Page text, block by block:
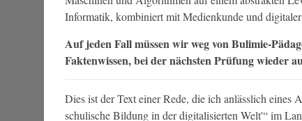
Informatik, kombiniert mit Medienkunde und
Auf jeden Fall müssen wir weg von Bulimie-
Faktenwissen, bei der nächsten Prüfung wieder
Dies ist der Text einer Rede, die ich anlässlich
schulische Bildung in der digitalisierten Welt'“ im